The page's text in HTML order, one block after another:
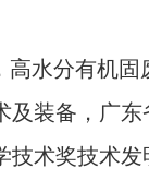
高水分有机固
及装备，广东
技术奖技术